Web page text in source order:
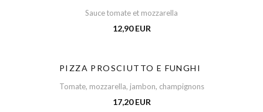
Sauce tomate et mozzarella
12,90 EUR
PIZZA PROSCIUTTO E FUNGHI
Tomate, mozzarella, jambon, champignons
17,20 EUR